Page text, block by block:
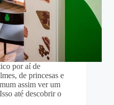
por aí de
de princesas e
assim ver um
até descobrir o